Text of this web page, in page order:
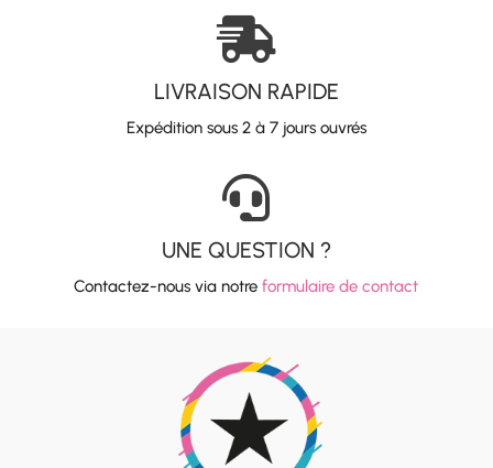

LIVRAISON RAPIDE
Expédition sous 2 à 7 jours ouvrés

UNE QUESTION ?
Contactez-nous via notreformulaire de contact